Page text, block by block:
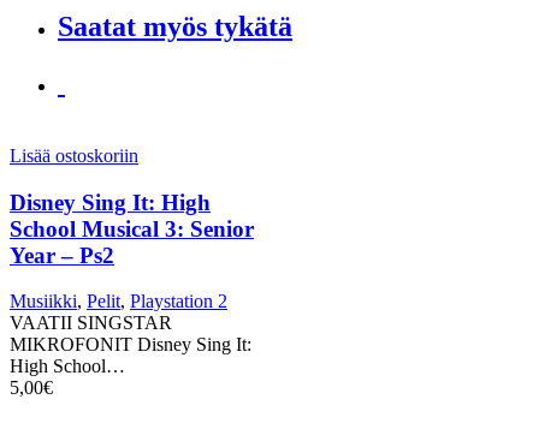
Saatat myös tykätä
Lisää ostoskoriin
Disney Sing It: High
School Musical 3: Senior
Year – Ps2
Musiikki, Pelit, Playstation 2
VAATII SINGSTAR
MIKROFONIT Disney Sing It:
High School…
5,00€